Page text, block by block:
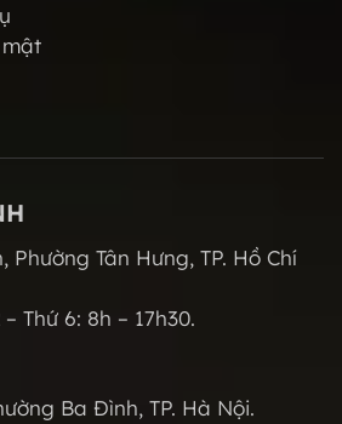
Tân Hưng, TP. Hồ Chí
Thứ 6: 8h – 17h30.
Ba Đình, TP. Hà Nội.